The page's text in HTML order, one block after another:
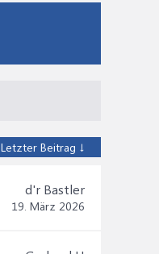
Letzter Beitrag ↓
d'r Bastler
19. März 2026